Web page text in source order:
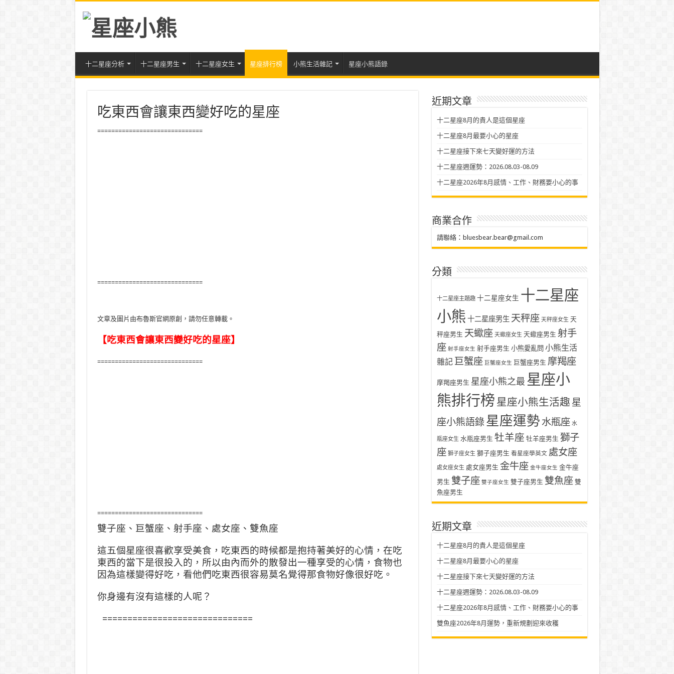
十二星座分析 十二星座男生 十二星座女生 星座排行榜 小熊生活雜記 星座小熊語錄
吃東西會讓東西變好吃的星座
==============================
==============================
文章及圖片由布魯斯官網原創，請勿任意轉載。
【吃東西會讓東西變好吃的星座】
==============================
==============================
雙子座、巨蟹座、射手座、處女座、雙魚座
這五個星座很喜歡享受美食，吃東西的時候都是抱持著美好的心情，在吃
東西的當下是很投入的，所以由內而外的散發出一種享受的心情，食物也
因為這樣變得好吃，看他們吃東西很容易莫名覺得那食物好像很好吃。
你身邊有沒有這樣的人呢？
==============================
近期文章
十二星座8月的貴人是這個星座
十二星座8月最要小心的星座
十二星座接下來七天變好運的方法
十二星座週運勢：2026.08.03-08.09
十二星座2026年8月感情、工作、財務要小心的事
商業合作
請聯絡： bluesbear.bear@gmail.com
分類
十二星座主題趣 十二星座女生 十二星座
小熊 十二星座男生 天秤座 天秤座女生 天
秤座男生 天蠍座 天蠍座女生 天蠍座男生 射手
座 射手座女生 射手座男生 小熊愛亂問 小熊生活
雜記 巨蟹座 巨蟹座女生 巨蟹座男生 摩羯座
摩羯座男生 星座小熊之最 星座小
熊排行榜 星座小熊生活趣 星
座小熊語錄星座運勢 水瓶座 水
瓶座女生 水瓶座男生 牡羊座 牡羊座男生 獅子
座 獅子座女生 獅子座男生 看星座學英文 處女座
處女座女生 處女座男生 金牛座 金牛座女生 金牛座
男生 雙子座 雙子座女生 雙子座男生 雙魚座 雙
魚座男生
近期文章
十二星座8月的貴人是這個星座
十二星座8月最要小心的星座
十二星座接下來七天變好運的方法
十二星座週運勢：2026.08.03-08.09
十二星座2026年8月感情、工作、財務要小心的事
雙魚座2026年8月運勢，重新規劃迎來收穫